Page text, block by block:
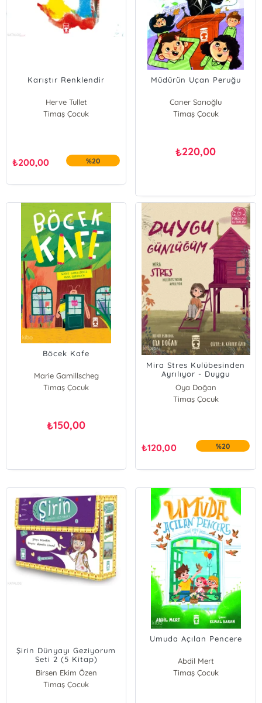
Karıştır Renklendir
Herve Tullet
Timaş Çocuk
₺200,00 %20
Müdürün Uçan Peruğu
Caner Sarıoğlu
Timaş Çocuk
₺220,00
Böcek Kafe
Marie Gamillscheg
Timaş Çocuk
₺150,00
Mira Stres Kulübesinden
Ayrılıyor - Duygu
Günlüğüm
Oya Doğan
Timaş Çocuk
₺120,00 %20
Şirin Dünyayı Geziyorum
Seti 2 (5 Kitap)
Birsen Ekim Özen
Timaş Çocuk
Umuda Açılan Pencere
Abdil Mert
Timaş Çocuk